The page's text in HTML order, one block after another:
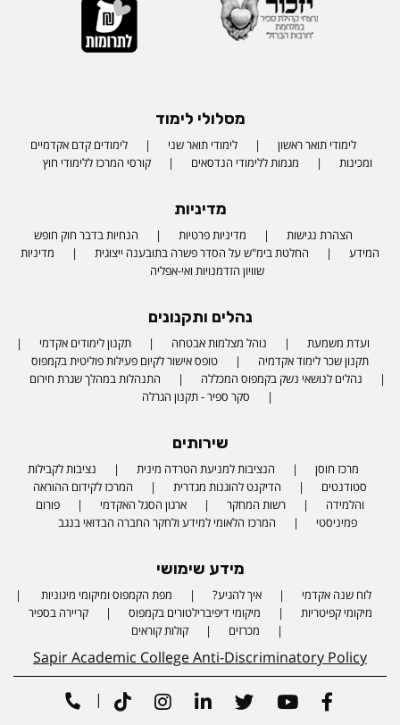
מסלולי לימוד
לימודי תואר ראשון לימודי תואר שני
לימודים קדם אקדמיים
ומכינות
מגמות ללימודי הנדסאים קורסי המרכז ללימודי חוץ
מדיניות
הצהרת נגישות מדיניות פרטיות
הנחיות בדבר חוק חופש
המידע
החלטת בימ"ש על הסדר פשרה בתובענה ייצוגית
מדיניות
שוויון הזדמנויות ואי-אפליה
נהלים ותקנונים
ועדת משמעת נוהל מצלמות אבטחה
תקנון לימודים אקדמי
תקנון שכר לימוד אקדמיה
טופס אישור לקיום פעילות פוליטית בקמפוס
נהלים לנושאי נשק בקמפוס המכללה
התנהלות במהלך שגרת חירום
סקר ספיר - תקנון הגרלה
שירותים
מרכז חוסן הנציבות למניעת הטרדה מינית
נציבות לקבילות
סטודנטים
הדיקנט להוגנות מגדרית
המרכז לקידום ההוראה
והלמידה
רשות המחקר ארגון הסגל האקדמי
פורום
פמיניסטי
המרכז הלאומי למידע ולחקר החברה הבדואי בנגב
מידע שימושי
לוח שנה אקדמי איך להגיע?
מפת הקמפוס ומיקומי מיגוניות
מיקומי קפיטריות
מיקומי דיפיברילטורים בקמפוס
קריירה בספיר
מכרזים
קולות קוראים
Sapir Academic College Anti-Discriminatory Policy
Facebook
Youtube
Twitter
Linkedin
Instagram
Tiktok
|
Phone number